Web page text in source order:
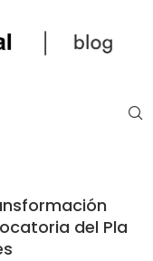
del Pla